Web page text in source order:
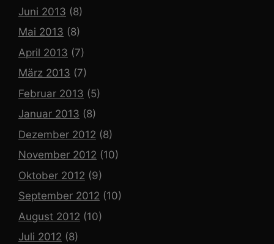
Juni 2013 (8)
Mai 2013 (8)
April 2013 (7)
März 2013 (7)
Februar 2013 (5)
Januar 2013 (8)
Dezember 2012 (8)
November 2012 (10)
Oktober 2012 (9)
September 2012 (10)
August 2012 (10)
Juli 2012 (8)